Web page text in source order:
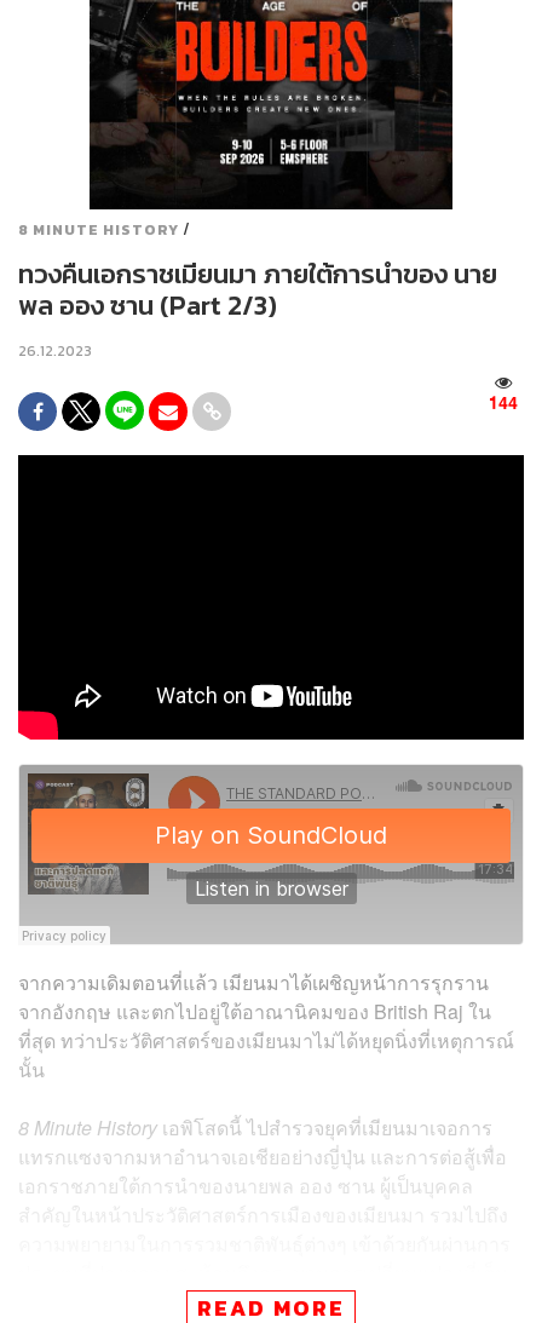
8 MINUTE HISTORY /
ทวงคืนเอกราชเมียนมา ภายใต้การนำของ นาย
พล ออง ซาน (Part 2/3)
26.12.2023
144
จากความเดิมตอนที่แล้ว เมียนมาได้เผชิญหน้าการรุกราน
จากอังกฤษ และตกไปอยู่ใต้อาณานิคมของ British Raj ใน
ที่สุด ทว่าประวัติศาสตร์ของเมียนมาไม่ได้หยุดนิ่งที่เหตุการณ์
นั้น
8 Minute History เอพิโสดนี้ ไปสำรวจยุคที่เมียนมาเจอการ
แทรกแซงจากมหาอำนาจเอเชียอย่างญี่ปุ่น และการต่อสู้เพื่อ
เอกราชภายใต้การนำของนายพล ออง ซาน ผู้เป็นบุคคล
สำคัญในหน้าประวัติศาสตร์การเมืองของเมียนมา รวมไปถึง
ไปด้วยความท้าทาย และความปรารถนาอันแรงกล้าในการ
READ MORE